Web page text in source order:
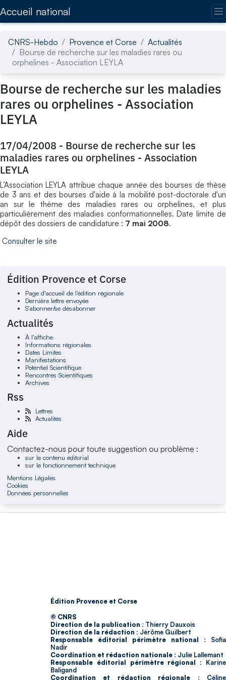
Accueil national
CNRS-Hebdo Provence et Corse
Actualités
Bourse de recherche sur les maladies rares ou
orphelines - Association LEYLA
Bourse de recherche sur les maladies
rares ou orphelines - Association
LEYLA
17/04/2008 - Bourse de recherche sur les
maladies rares ou orphelines - Association
LEYLA
L’Association LEYLA attribue chaque année des bourses de thèse
de 3 ans et des bourses d'aide à la mobilité post-doctorale d'un
an sur le thème des maladies rares ou orphelines, et plus
particulièrement des maladies conformationnelles. Date limite de
dépôt des dossiers de candidature : 7 mai 2008.
Consulter le site
Édition Provence et Corse
Page d'accueil de l'édition régionale
Dernière lettre envoyée
S'abonner/se désabonner
Actualités
À l'affiche
Informations régionales
Dates Limites
Manifestations
Potentiel Scientifique
Rencontres Scientifiques
Archives
Rss
Lettres
Actualités
Aide
Contactez-nous pour toute suggestion ou problème :
sur le contenu éditorial
sur le fonctionnement technique
Mentions Légales
Cookies
Données personnelles
Édition Provence et Corse
© CNRS
Direction de la publication : Thierry Dauxois
Direction de la rédaction : Jérôme Guilbert
Responsable éditorial périmètre national : Sofia
Nadir
Coordination et rédaction nationale : Julie Lallemant
Responsable éditorial périmètre régional : Karine
Baligand
Coordination et rédaction régionale : Céline